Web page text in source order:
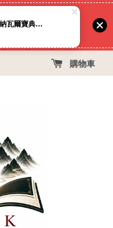
費, 再立折29元
購物車